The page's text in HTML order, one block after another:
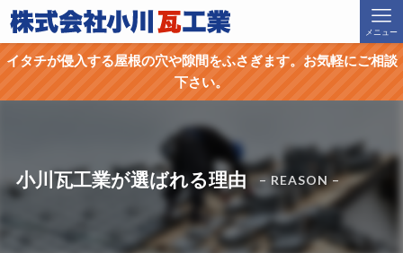
メニュー
イタチが侵入する屋根の穴や隙間をふさぎます。お気軽にご相談
下さい。
小川瓦工業が選ばれる理由 – REASON –